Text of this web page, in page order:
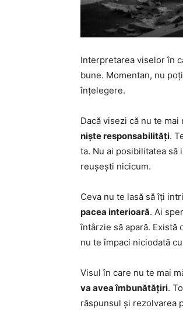
Interpretarea viselor în
bune. Momentan, nu
înțelegere.
Dacă visezi că nu te
niște responsabilități.
ta. Nu ai posibilitatea să
reușești nicicum.
Ceva nu te lasă să îți
pacea interioară. Ai
întârzie să apară.
nu te împaci niciodată
Visul în care nu te mai
va avea îmbunătățiri.
răspunsul și rezolvarea